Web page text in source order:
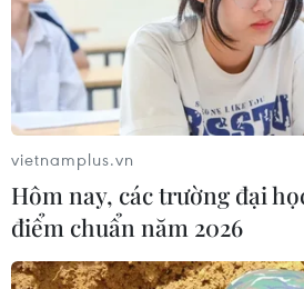
Tp. Hồ Chí Minh
Theo dõi VietnamPlus
vietnamplus.vn
Hôm nay, các trường đại
điểm chuẩn năm 2026